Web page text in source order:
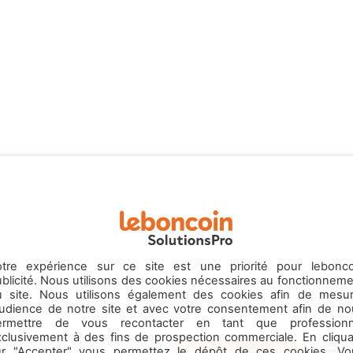
expérience sur ce site est une priorité pour
Nous utilisons des cookies nécessaires au
site. Nous utilisons également des cookies afin de
de notre site et avec votre consentement afin de
de vous recontacter en tant que
à des fins de prospection commerciale. En